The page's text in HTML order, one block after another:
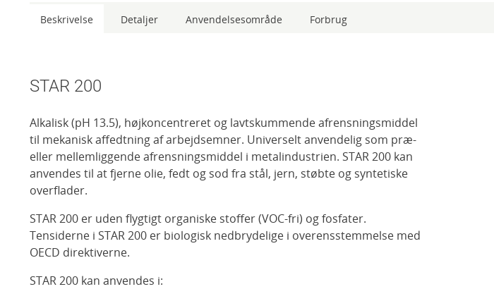
Beskrivelse Detaljer Anvendelsesområde Forbrug
STAR 200
Alkalisk (pH 13.5), højkoncentreret og lavtskummende afrensningsmiddel
til mekanisk affedtning af arbejdsemner. Universelt anvendelig som præ-
eller mellemliggende afrensningsmiddel i metalindustrien. STAR 200 kan
anvendes til at fjerne olie, fedt og sod fra stål, jern, støbte og syntetiske
overflader.
STAR 200 er uden flygtigt organiske stoffer (VOC-fri) og fosfater.
Tensiderne i STAR 200 er biologisk nedbrydelige i overensstemmelse med
OECD direktiverne.
STAR 200 kan anvendes i: